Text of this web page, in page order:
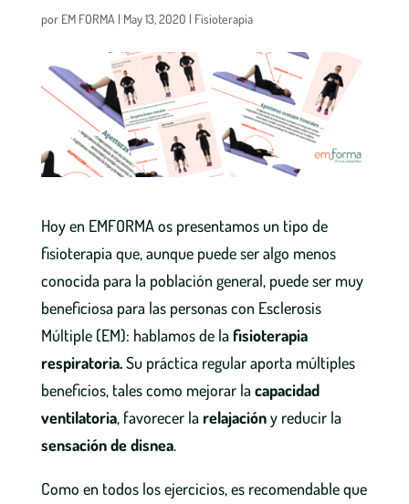
por EM FORMA | May 13, 2020 | Fisioterapia
Hoy en EMFORMA os presentamos un tipo de
fisioterapia que, aunque puede ser algo menos
conocida para la población general, puede ser muy
beneficiosa para las personas con Esclerosis
Múltiple (EM): hablamos de la fisioterapia
respiratoria.Su práctica regular aporta múltiples
beneficios, tales como mejorar la capacidad
ventilatoria, favorecer la relajacióny reducir la
sensación de disnea.
Como en todos los ejercicios, es recomendable que